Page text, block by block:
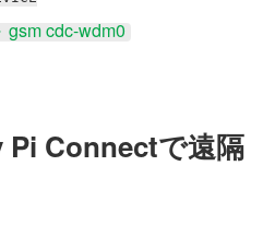
gsm cdc-wdm0
Connectで遠隔